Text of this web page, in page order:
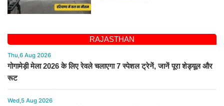
RAJASTHAN
Thu,6 Aug 2026
गोगामेड़ी मेला 2026 के लिए रेवले चलाएगा 7 स्पेशल ट्रेनें, जानें पूरा शेड्यूल और
रूट
Wed,5 Aug 2026